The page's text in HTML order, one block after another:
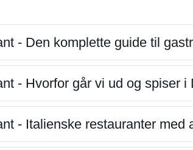
- Den komplette guide til
- Hvorfor går vi ud og spiser i
- Italienske restauranter med